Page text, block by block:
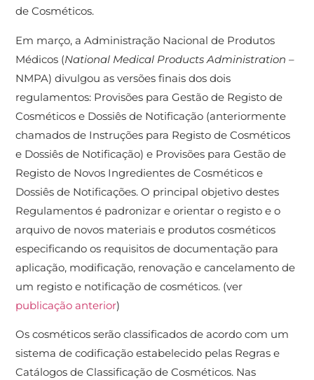
de Cosméticos.
Em março, a Administração Nacional de Produtos
Médicos (National Medical Products Administration –
NMPA) divulgou as versões finais dos dois
regulamentos: Provisões para Gestão de Registo de
Cosméticos e Dossiês de Notificação (anteriormente
chamados de Instruções para Registo de Cosméticos
e Dossiês de Notificação) e Provisões para Gestão de
Registo de Novos Ingredientes de Cosméticos e
Dossiês de Notificações. O principal objetivo destes
Regulamentos é padronizar e orientar o registo e o
arquivo de novos materiais e produtos cosméticos
especificando os requisitos de documentação para
aplicação, modificação, renovação e cancelamento de
um registo e notificação de cosméticos. (ver
publicação anterior)
Os cosméticos serão classificados de acordo com um
sistema de codificação estabelecido pelas Regras e
Catálogos de Classificação de Cosméticos. Nas